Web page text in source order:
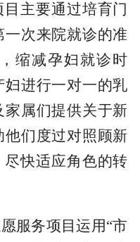
主要通过培育门
次来院就诊的准
缩减孕妇就诊时
进行一对一的乳
属们提供关于新
们度过对照顾新
尽快适应角色的转
服务项目运用“市